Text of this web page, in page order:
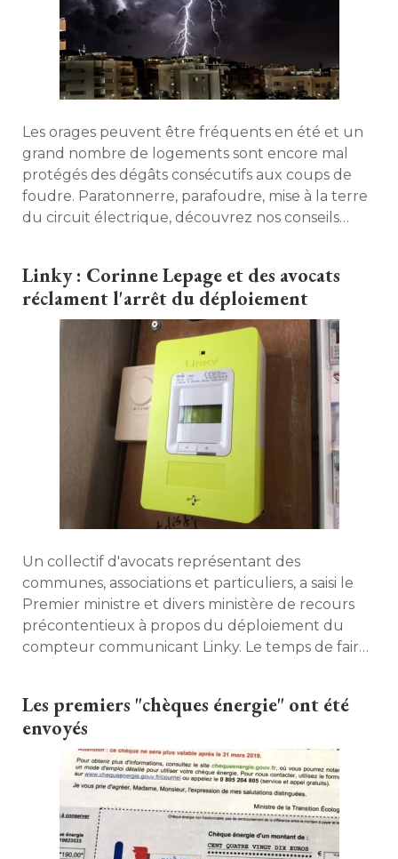
Les orages peuvent être fréquents en été et un
grand nombre de logements sont encore mal
protégés des dégâts consécutifs aux coups de
foudre. Paratonnerre, parafoudre, mise à la terre
du circuit électrique, découvrez nos conseils
Linky : Corinne Lepage et des avocats
réclament l'arrêt du déploiement
Un collectif d'avocats représentant des
communes, associations et particuliers, a saisi le
Premier ministre et divers ministère de recours
précontentieux à propos du déploiement du
compteur communicant Linky. Le temps de faire
Les premiers "chèques énergie" ont été
envoyés